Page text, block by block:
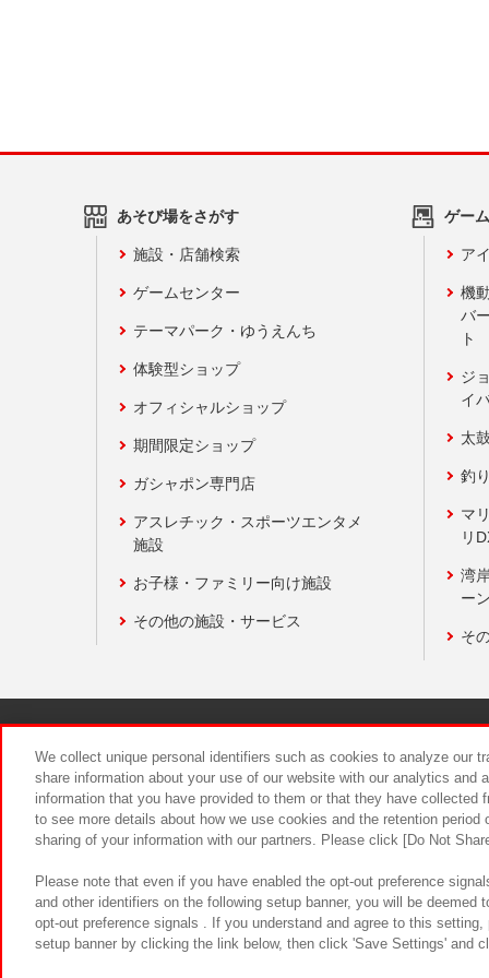
あそび場をさがす
施設・店舗検索
ゲームセンター
テーマパーク・ゆうえんち
体験型ショップ
オフィシャルショップ
期間限定ショップ
ガシャポン専門店
アスレチック・スポーツエンタメ
施設
お子様・ファミリー向け施設
その他の施設・サービス
ゲー
ア
機
バ
ト
ジ
イ
太
釣
マ
リ
湾
ー
そ
食品のご
We collect unique personal identifiers such as cookies to analyze our
share information about your use of our website with our analytics and
information that you have provided to them or that they have
to see more details about how we use cookies and the retention
sharing of your information with our partners. Please click [Do Not
Please note that even if you have enabled the opt-out preference
and other identifiers on the following setup banner, you will be
opt-out preference signals . If you understand and agree to this
setup banner by clicking the link below, then click 'Save Settings' and